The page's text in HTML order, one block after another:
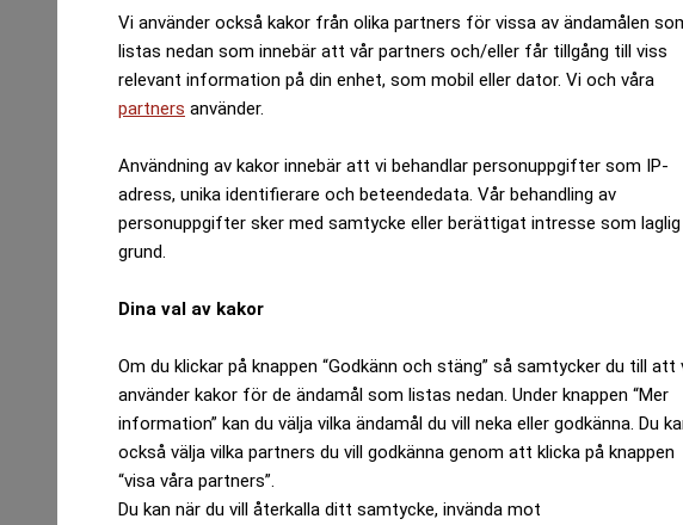
Vi använder också kakor från olika partners för vissa av ändamålen
listas nedan som innebär att vår partners och/eller får tillgång till viss
relevant information på din enhet, som mobil eller dator. Vi och våra
partners använder.
Användning av kakor innebär att vi behandlar personuppgifter som IP-
adress, unika identifierare och beteendedata. Vår behandling av
personuppgifter sker med samtycke eller berättigat intresse som laglig
grund.
Dina val av kakor
Om du klickar på knappen “Godkänn och stäng” så samtycker du till att
använder kakor för de ändamål som listas nedan. Under knappen “Mer
information” kan du välja vilka ändamål du vill neka eller godkänna. Du
också välja vilka partners du vill godkänna genom att klicka på knappen
“visa våra partners”.
Du kan när du vill återkalla ditt samtycke, invända mot